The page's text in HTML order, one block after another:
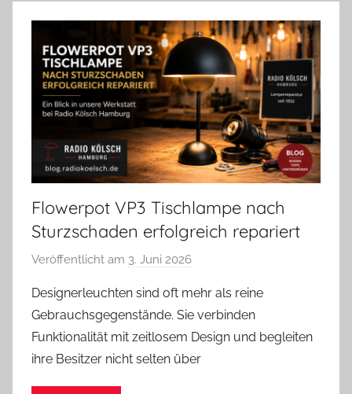
Flowerpot VP3 Tischlampe nach
Sturzschaden erfolgreich repariert
Veröffentlicht am 3. Juni 2026
n
A
n
d
Designerleuchten sind oft mehr als reine
Gebrauchsgegenstände. Sie verbinden
Funktionalität mit zeitlosem Design und begleiten
ihre Besitzer nicht selten über